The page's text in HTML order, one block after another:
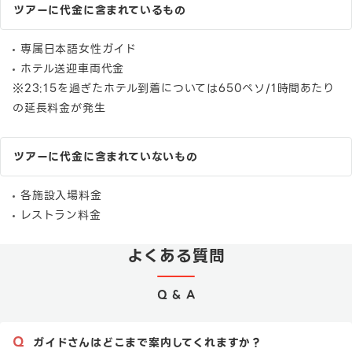
ツアーに代金に含まれているもの
専属日本語女性ガイド
ホテル送迎車両代金
※23:15を過ぎたホテル到着については650ペソ/1時間あたり
の延長料金が発生
ツアーに代金に含まれていないもの
各施設入場料金
レストラン料金
よくある質問
Q & A
ガイドさんはどこまで案内してくれますか？